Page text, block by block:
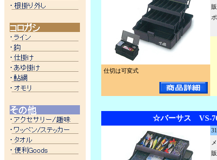
仕切は可変式
☆バーサス VS-